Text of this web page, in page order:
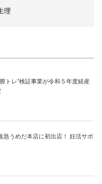
理
トレ”検証事業が令和５年度経産
急うめだ本店に初出店！ 妊活サポ